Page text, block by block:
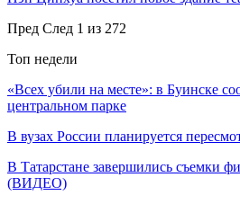
Пред След 1 из 272
Топ недели
«Всех убили на месте»: в Буинске
центральном парке
В вузах России планируется
В Татарстане завершились съемки
(ВИДЕО)